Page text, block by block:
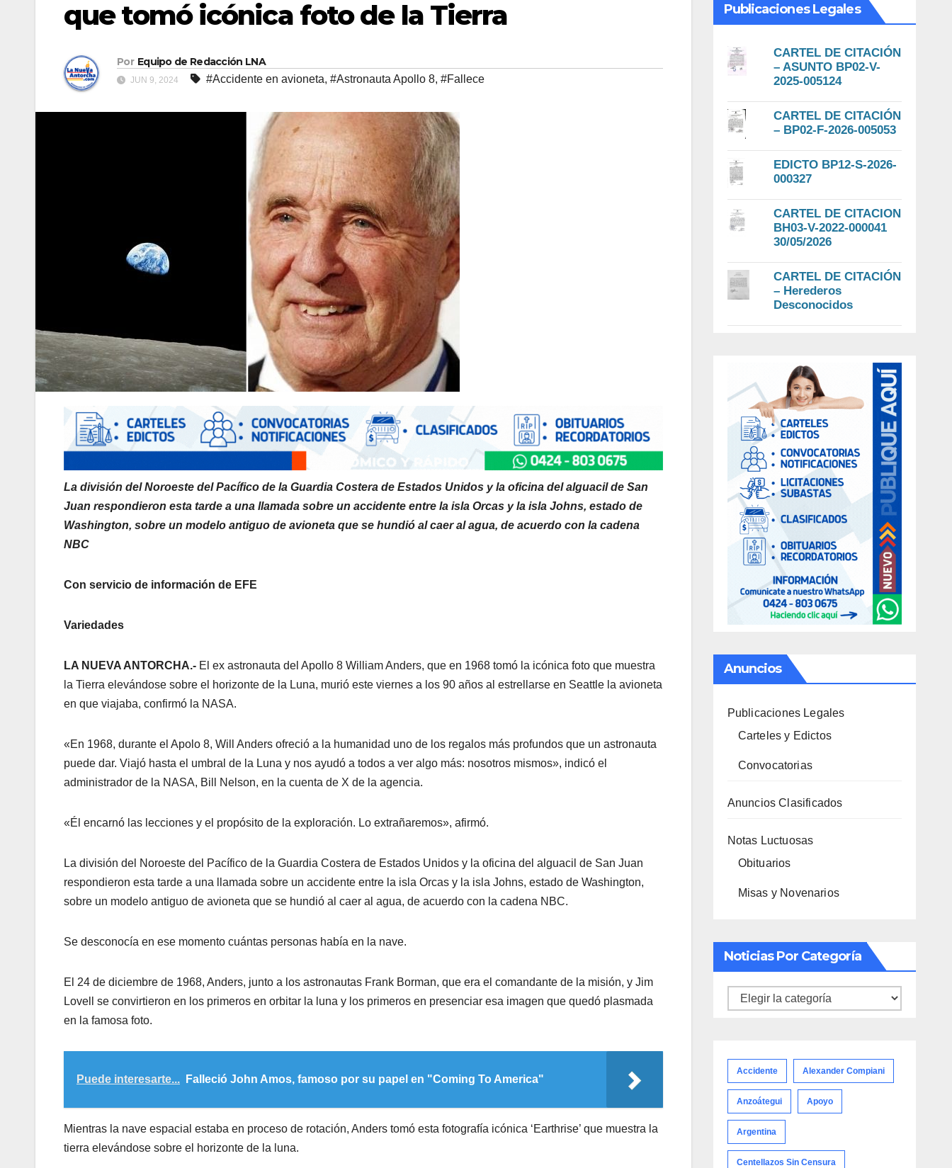
que tomó icónica foto de la Tierra
Por Equipo de Redacción LNA
JUN 9, 2024 #Accidente en avioneta, #Astronauta Apollo 8, #Fallece
La división del Noroeste del Pacífico de la Guardia Costera de Estados Unidos y la oficina del alguacil de San
Juan respondieron esta tarde a una llamada sobre un accidente entre la isla Orcas y la isla Johns, estado de
Washington, sobre un modelo antiguo de avioneta que se hundió al caer al agua, de acuerdo con la cadena
NBC
Con servicio de información de EFE
Variedades
LA NUEVA ANTORCHA.- El ex astronauta del Apollo 8 William Anders, que en 1968 tomó la icónica foto que muestra
la Tierra elevándose sobre el horizonte de la Luna, murió este viernes a los 90 años al estrellarse en Seattle la avioneta
en que viajaba, confirmó la NASA.
«En 1968, durante el Apolo 8, Will Anders ofreció a la humanidad uno de los regalos más profundos que un astronauta
puede dar. Viajó hasta el umbral de la Luna y nos ayudó a todos a ver algo más: nosotros mismos», indicó el
administrador de la NASA, Bill Nelson, en la cuenta de X de la agencia.
«Él encarnó las lecciones y el propósito de la exploración. Lo extrañaremos», afirmó.
La división del Noroeste del Pacífico de la Guardia Costera de Estados Unidos y la oficina del alguacil de San Juan
respondieron esta tarde a una llamada sobre un accidente entre la isla Orcas y la isla Johns, estado de Washington,
sobre un modelo antiguo de avioneta que se hundió al caer al agua, de acuerdo con la cadena NBC.
Se desconocía en ese momento cuántas personas había en la nave.
El 24 de diciembre de 1968, Anders, junto a los astronautas Frank Borman, que era el comandante de la misión, y Jim
Lovell se convirtieron en los primeros en orbitar la luna y los primeros en presenciar esa imagen que quedó plasmada
en la famosa foto.
Puede interesarte... Falleció John Amos, famoso por su papel en "Coming To America"
Mientras la nave espacial estaba en proceso de rotación, Anders tomó esta fotografía icónica ‘Earthrise’ que muestra la
tierra elevándose sobre el horizonte de la luna.
Publicaciones Legales
CARTEL DE CITACIÓN
– ASUNTO BP02-V-
2025-005124
CARTEL DE CITACIÓN
– BP02-F-2026-005053
EDICTO BP12-S-2026-
000327
CARTEL DE CITACION
BH03-V-2022-000041
30/05/2026
CARTEL DE CITACIÓN
– Herederos
Desconocidos
Anuncios
Publicaciones Legales
Carteles y Edictos
Convocatorias
Anuncios Clasificados
Notas Luctuosas
Obituarios
Misas y Novenarios
Noticias Por Categoría
Noticias
Accidente Alexander Compiani
Anzoátegui Apoyo
Argentina
Centellazos Sin Censura